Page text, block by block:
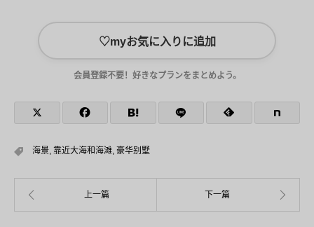
♡myお気に入りに追加
会員登録不要！好きなプランをまとめよう。
海景 靠近大海和海滩 豪华别墅